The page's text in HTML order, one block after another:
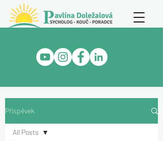
Příspěvek
All Posts